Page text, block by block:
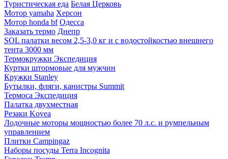
Туристическая еда Белая Церковь
Мотор yamaha Херсон
Мотор honda bf Одесса
Заказать термо Днепр
SOL палатки весом 2,5-3,0 кг и с водостойкостью внешнего
тента 3000 мм
Термокружки Экспедиция
Куртки штормовые для мужчин
Кружки Stanley
Бутылки, фляги, канистры Summit
Термоса Экспедиция
Палатка двухместная
Резаки Kovea
Лодочные моторы мощностью более 70 л.с. и румпельным
управлением
Плитки Campingaz
Наборы посуды Terra Incognita